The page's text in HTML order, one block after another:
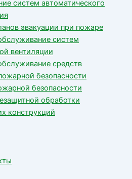
систем автоматического
эвакуации при пожаре
систем
вентиляции
средств
безопасности
безопасности
обработки
конструкций